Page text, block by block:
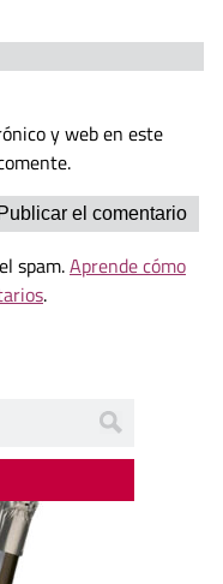
y web en este
spam.Aprende cómo
.